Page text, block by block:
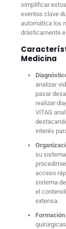
simplificar
eventos clave
automática los
drásticamente
Medicina
analizar
pasar
realizar
ViTAG
interés
su
acceso
sistema
el
extensa.